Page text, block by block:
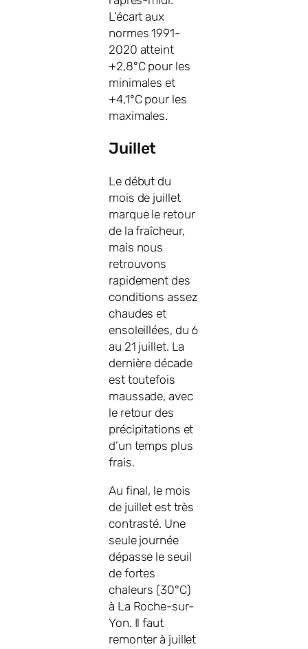
L’écart aux
normes 1991-
2020 atteint
+2,8°C pour les
minimales et
+4,1°C pour les
maximales.
Juillet
Le début du
mois de juillet
marque le retour
de la fraîcheur,
mais nous
retrouvons
rapidement des
conditions assez
chaudes et
ensoleillées, du 6
au 21 juillet. La
dernière décade
est toutefois
maussade, avec
le retour des
précipitations et
d’un temps plus
frais.
Au final, le mois
de juillet est très
contrasté. Une
seule journée
dépasse le seuil
de fortes
chaleurs (30°C)
à La Roche-sur-
Yon. Il faut
remonter à juillet